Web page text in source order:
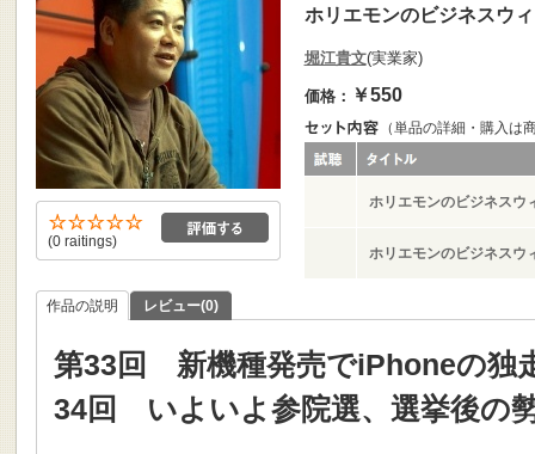
(0 raitings)
ホリエモンのビジネスウ
堀江貴文(実業家)
価格： ￥550
（単品の詳細・購入は
ホリエモンのビジネス
ホリエモンのビジネス
作品の説明 レビュー(0)
第33回 新機種発売でiPhoneの独
34回 いよいよ参院選、選挙後の